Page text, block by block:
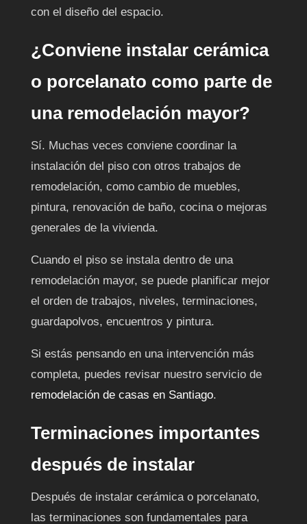
con el diseño del espacio.
¿Conviene instalar cerámica
o porcelanato como parte de
una remodelación mayor?
Sí. Muchas veces conviene coordinar la
instalación del piso con otros trabajos de
remodelación, como cambio de muebles,
pintura, renovación de baño, cocina o mejoras
generales de la vivienda.
Cuando el piso se instala dentro de una
remodelación mayor, se puede planificar mejor
el orden de trabajos, niveles, terminaciones,
guardapolvos, encuentros y pintura.
Si estás pensando en una intervención más
completa, puedes revisar nuestro servicio de
remodelación de casas en Santiago.
Terminaciones importantes
después de instalar
Después de instalar cerámica o porcelanato,
las terminaciones son fundamentales para